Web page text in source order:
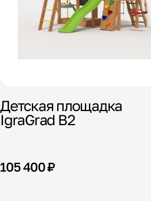
Детская площадка
IgraGrad В2
105 400 ₽